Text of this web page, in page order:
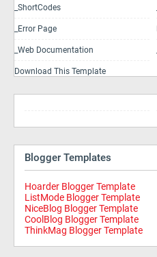
_ShortCodes
_Error Page
_Web Documentation
Download This Template
Blogger Templates
Hoarder Blogger Template
ListMode Blogger Template
NiceBlog Blogger Template
CoolBlog Blogger Template
ThinkMag Blogger Template